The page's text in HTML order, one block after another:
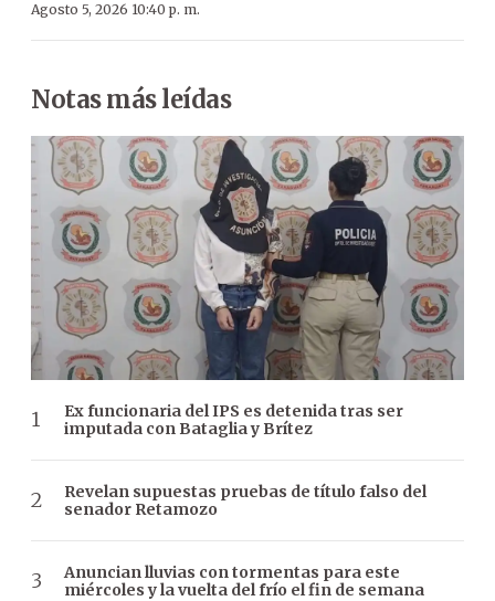
Agosto 5, 2026 10:40 p. m.
Notas más leídas
Ex funcionaria del IPS es detenida tras ser
imputada con Bataglia y Brítez
Revelan supuestas pruebas de título falso del
senador Retamozo
Anuncian lluvias con tormentas para este
miércoles y la vuelta del frío el fin de semana